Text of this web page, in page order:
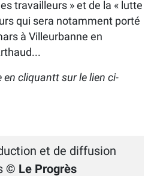
travailleurs » et de la « lutte
qui sera notamment porté
à Villeurbanne en
cliquantt sur le lien ci-
et de diffusion
© Le Progrès